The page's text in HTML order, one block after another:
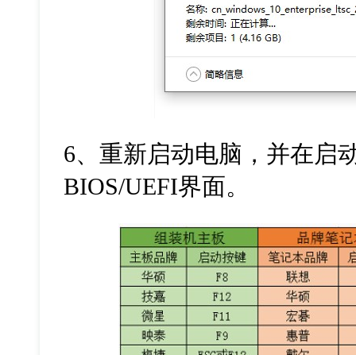
6、重新启动电脑，并在启
BIOS/UEFI界面。